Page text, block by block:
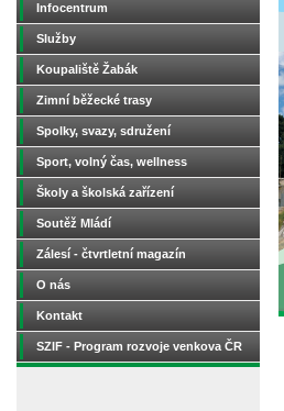
Infocentrum
Služby
Koupaliště Žabák
Zimní běžecké trasy
Spolky, svazy, sdružení
Sport, volný čas, wellness
Školy a školská zařízení
Soutěž Mládí
Zálesí - čtvrtletní magazín
O nás
Kontakt
SZIF - Program rozvoje venkova ČR